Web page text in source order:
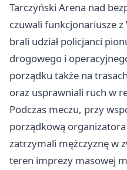
Tarczyński Arena nad
czuwali funkcjonariusze z
brali udział policjanci
drogowego i
porządku także na
oraz usprawniali ruch w
Podczas meczu, przy
porządkową
zatrzymali mężczyznę w
teren imprezy masowej